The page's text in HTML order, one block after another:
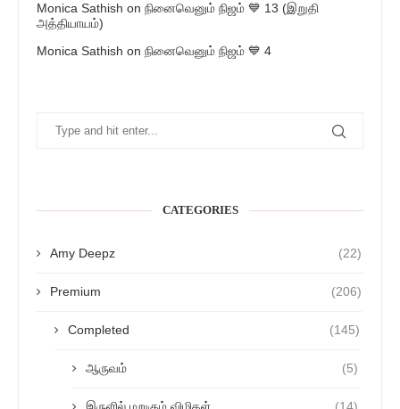
Monica Sathish on நினைவெனும் நிஜம் 💙 13 (இறுதி
அத்தியாயம்)
Monica Sathish on நினைவெனும் நிஜம் 💙 4
CATEGORIES
Amy Deepz (22)
Premium (206)
Completed (145)
ஆருவம் (5)